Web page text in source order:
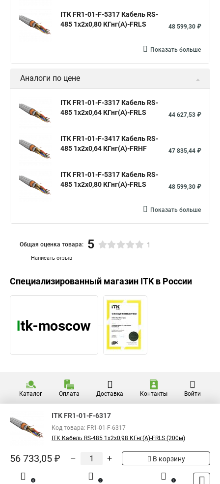
ITK FR1-01-F-5317 Кабель RS-
485 1х2х0,80 КГнг(А)-FRLS
48 599,30 ₽
Показать больше
Аналоги по цене
ITK FR1-01-F-3317 Кабель RS-
485 1х2х0,64 КГнг(А)-FRLS
44 627,53 ₽
ITK FR1-01-F-3417 Кабель RS-
485 1х2х0,64 КГнг(А)-FRHF
47 835,44 ₽
ITK FR1-01-F-5317 Кабель RS-
485 1х2х0,80 КГнг(А)-FRLS
48 599,30 ₽
Показать больше
Написать отзыв
Общая оценка товара: 5 1
Специализированный магазин ITKв России
Каталог Оплата Доставка Контакты Войти
ITK FR1-01-F-6317
Код товара: FR1-01-F-6317
ITK Кабель RS-485 1х2х0,98 КГнг(А)-FRLS (200м)
56 733,05 ₽ – + В корзину
0 0 1